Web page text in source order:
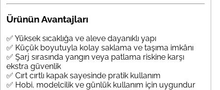
Ürünün Avantajları
✅ Yüksek sıcaklığa ve aleve dayanıklı yapı
✅ Küçük boyutuyla kolay saklama ve taşıma imkânı
✅ Şarj sırasında yangın veya patlama riskine karşı
ekstra güvenlik
✅ Cırt cırtlı kapak sayesinde pratik kullanım
✅ Hobi, modelcilik ve günlük kullanım için uygundur